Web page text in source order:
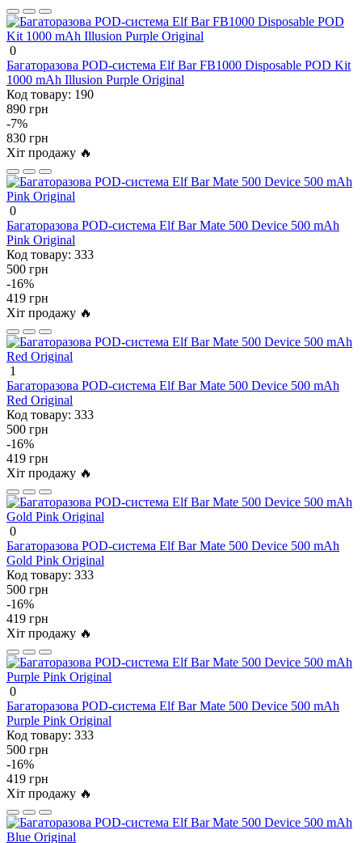
0
Багаторазова POD-система Elf Bar FB1000 Disposable POD Kit
1000 mAh Illusion Purple Original
Код товару: 190
890 грн
-7%
830 грн
Хіт продажу 🔥
0
Багаторазова POD-система Elf Bar Mate 500 Device 500 mAh
Pink Original
Код товару: 333
500 грн
-16%
419 грн
Хіт продажу 🔥
1
Багаторазова POD-система Elf Bar Mate 500 Device 500 mAh
Red Original
Код товару: 333
500 грн
-16%
419 грн
Хіт продажу 🔥
0
Багаторазова POD-система Elf Bar Mate 500 Device 500 mAh
Gold Pink Original
Код товару: 333
500 грн
-16%
419 грн
Хіт продажу 🔥
0
Багаторазова POD-система Elf Bar Mate 500 Device 500 mAh
Purple Pink Original
Код товару: 333
500 грн
-16%
419 грн
Хіт продажу 🔥